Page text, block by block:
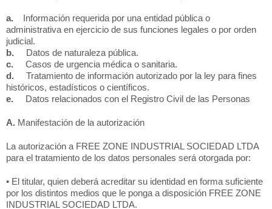
a. Información requerida por una entidad pública o
administrativa en ejercicio de sus funciones legales o por orden
judicial.
b. Datos de naturaleza pública.
c. Casos de urgencia médica o sanitaria.
d. Tratamiento de información autorizado por la ley para fines
históricos, estadísticos o científicos.
e. Datos relacionados con el Registro Civil de las Personas
A. Manifestación de la autorización
La autorización a FREE ZONE INDUSTRIAL SOCIEDAD LTDA
para el tratamiento de los datos personales será otorgada por:
• El titular, quien deberá acreditar su identidad en forma suficiente
por los distintos medios que le ponga a disposición FREE ZONE
INDUSTRIAL SOCIEDAD LTDA.